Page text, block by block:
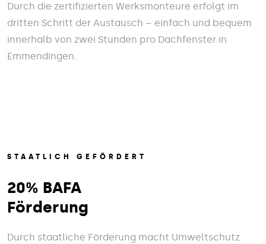
Durch die zertifizierten Werksmonteure erfolgt im
dritten Schritt der Austausch – einfach und bequem
innerhalb von zwei Stunden pro Dachfenster in
Emmendingen.
STAATLICH GEFÖRDERT
20% BAFA
Förderung
Durch staatliche Förderung macht Umweltschutz